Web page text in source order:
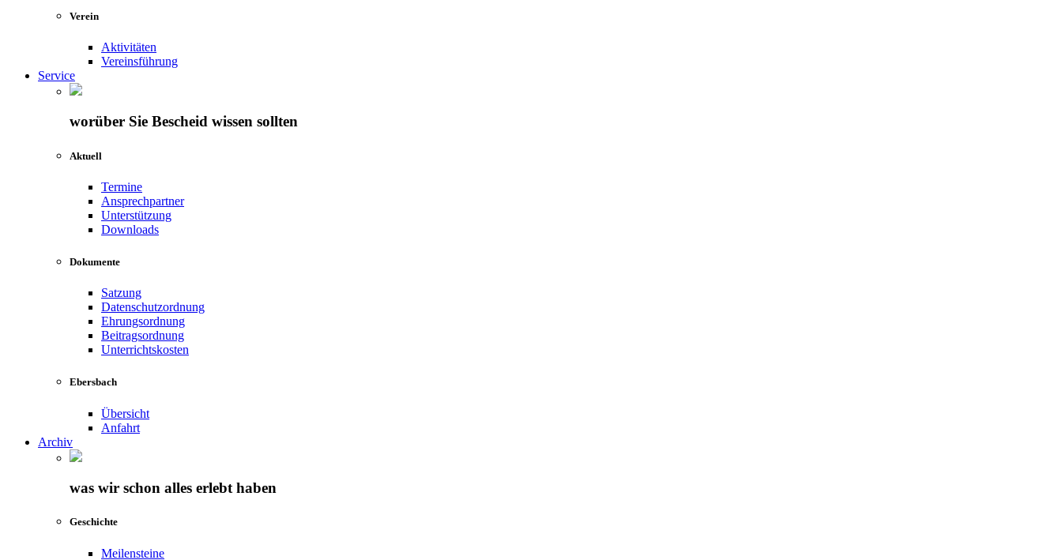
Verein
Aktivitäten
Vereinsführung
Service
worüber Sie Bescheid wissen sollten
Aktuell
Termine
Ansprechpartner
Unterstützung
Downloads
Dokumente
Satzung
Datenschutzordnung
Ehrungsordnung
Beitragsordnung
Unterrichtskosten
Ebersbach
Übersicht
Anfahrt
Archiv
was wir schon alles erlebt haben
Geschichte
Meilensteine